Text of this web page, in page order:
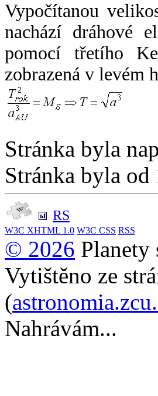
Vypočítanou
nachází dráhové
pomocí třetího
zobrazená v levém
Stránka byla
Stránka byla od
RS
W3C XHTML 1.0 W3C CSS RSS
© 2026 Planety
Vytištěno ze
(
Nahrávám...